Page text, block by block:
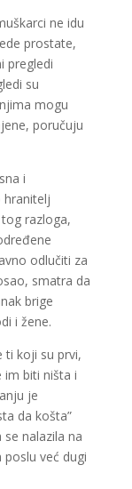
ne idu
prostate,
pregledi
su
mogu
poručuju
i
hranitelj
razloga,
odlučiti za
smatra da
brige
i žene.
ti koji su prvi,
im biti ništa i
je
da košta”
nalazila na
već dugi